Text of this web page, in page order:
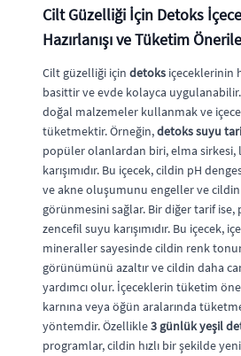
Cilt Güzelliği İçin Detoks
Hazırlanışı ve Tüketim
Cilt güzelliği için detoks içeceklerinin
basittir ve evde kolayca
doğal malzemeler kullanmak ve
tüketmektir. Örneğin,detoks suyu
popüler olanlardan biri, elma sirkesi,
karışımıdır. Bu içecek, cildin pH
ve akne oluşumunu engeller ve
görünmesini sağlar. Bir diğer tarif ise,
zencefil suyu karışımıdır. Bu içecek,
mineraller sayesinde cildin renk
görünümünü azaltır ve cildin daha
yardımcı olur. İçeceklerin tüketim
karnına veya öğün aralarında
yöntemdir. Özellikle3 günlük yeşil
programlar, cildin hızlı bir şekilde